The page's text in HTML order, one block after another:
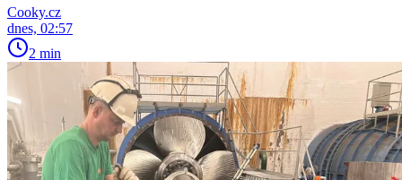
Cooky.cz
dnes, 02:57
2 min